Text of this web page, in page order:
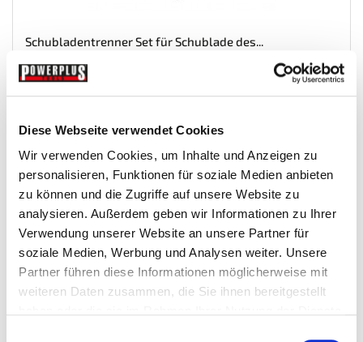
Diese Webseite verwendet Cookies
Wir verwenden Cookies, um Inhalte und Anzeigen zu
personalisieren, Funktionen für soziale Medien anbieten
zu können und die Zugriffe auf unsere Website zu
analysieren. Außerdem geben wir Informationen zu Ihrer
Verwendung unserer Website an unsere Partner für
soziale Medien, Werbung und Analysen weiter. Unsere
Partner führen diese Informationen möglicherweise mit
weiteren Daten zusammen, die Sie ihnen bereitgestellt
Schubladentrenner Set für Schublade des...
Einsaetze-Fuer-Werkstattwagen
€ 19,95
Gewicht: 1.25 kg
Inkl. MwSt. zzgl. Versandkosten
Auf Lager
Mehr In den Warenkorb
Wunschliste